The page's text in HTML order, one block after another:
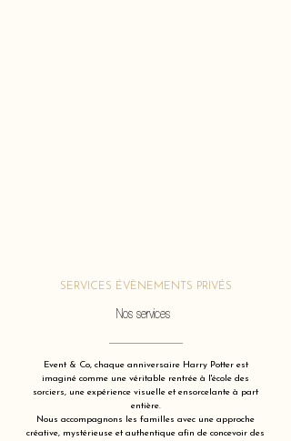
SERVICES ÉVÈNEMENTS PRIVÉS
Nos services
Event & Co, chaque anniversaire Harry Potter est
imaginé comme une véritable rentrée à l'école des
sorciers, une expérience visuelle et ensorcelante à part
entière.
Nous accompagnons les familles avec une approche
créative, mystérieuse et authentique afin de concevoir des